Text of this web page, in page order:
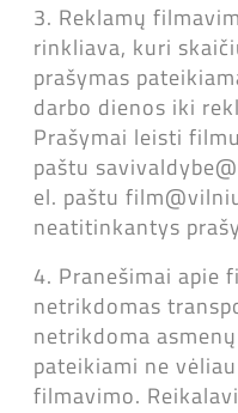
3. Reklamų
rinkliava, kuri
prašymas
darbo dienos iki
Prašymai leisti
paštu
el. paštu
neatitinkantys
4. Pranešimai apie
netrikdomas
netrikdoma
pateikiami ne
filmavimo.